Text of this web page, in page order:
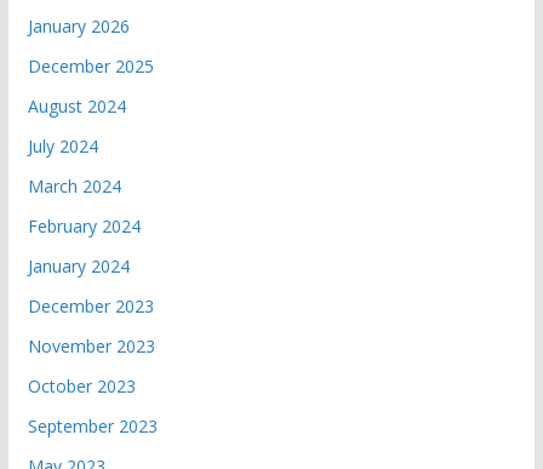
January 2026
December 2025
August 2024
July 2024
March 2024
February 2024
January 2024
December 2023
November 2023
October 2023
September 2023